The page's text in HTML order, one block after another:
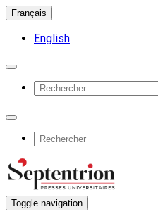
Français
English
Toggle navigation